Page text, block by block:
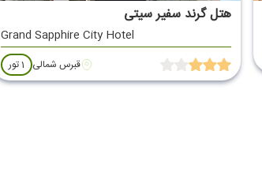
هتل گرند سفیر سیتی
Grand Sapphire City Hotel
قبرس شمالی 1 تور